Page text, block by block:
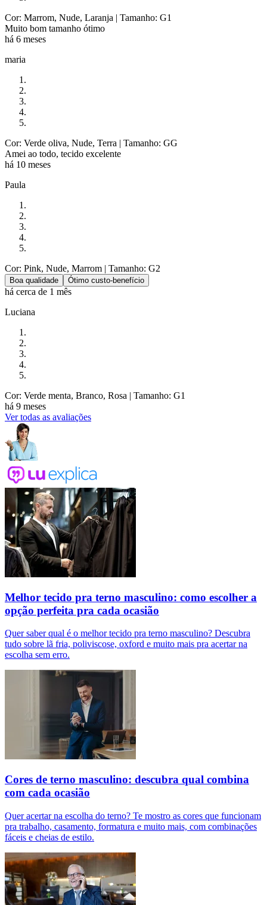
Cor: Marrom, Nude, Laranja | Tamanho: G1
Muito bom tamanho ótimo
há 6 meses
maria
Cor: Verde oliva, Nude, Terra | Tamanho: GG
Amei ao todo, tecido excelente
há 10 meses
Paula
Cor: Pink, Nude, Marrom | Tamanho: G2
Boa qualidade Ótimo custo-benefício
há cerca de 1 mês
Luciana
Cor: Verde menta, Branco, Rosa | Tamanho: G1
há 9 meses
Ver todas as avaliações
Melhor tecido pra terno masculino: como escolher a
opção perfeita pra cada ocasião
Quer saber qual é o melhor tecido pra terno masculino? Descubra
tudo sobre lã fria, poliviscose, oxford e muito mais pra acertar na
escolha sem erro.
Cores de terno masculino: descubra qual combina
com cada ocasião
Quer acertar na escolha do terno? Te mostro as cores que funcionam
pra trabalho, casamento, formatura e muito mais, com combinações
fáceis e cheias de estilo.